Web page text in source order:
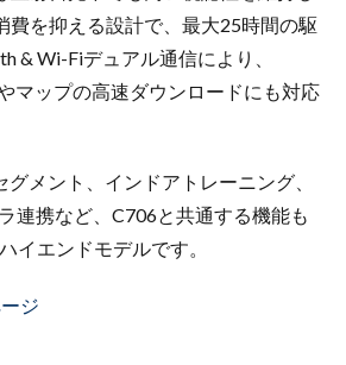
費を抑える設計で、最大25時間の駆
& Wi-Fiデュアル通信により、
マップの高速ダウンロードにも対応
メント、インドアトレーニング、
連携など、C706と共通する機能も
イエンドモデルです。
ジ